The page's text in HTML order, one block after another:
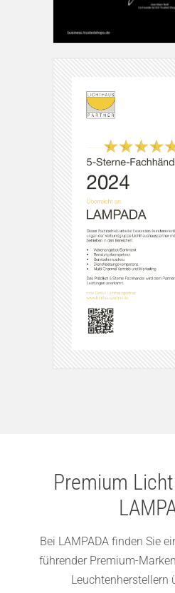
Premium
Bei LAMPADA finden Sie
führender Premium-
Leuchtenherstellern